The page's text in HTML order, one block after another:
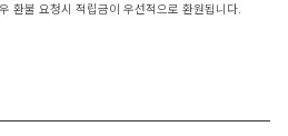
환불 요청시 적립금이 우선적으로 환원됩니다.